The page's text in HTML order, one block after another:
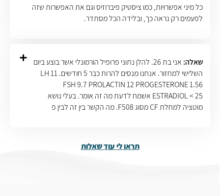
כל מיני אפשרויות, כמו ציסטיק פיברוזיס וגם את האפשרות שזה
לפעמים רק נראה כך, ובלידה הכל מסתדר.
שאלה:
אני בת 26. להלן נתוני פרופיל הורמונלי אשר בוצע ביום
השלישי למחזור. אנחנו מנסים להרות כבר 5 חודשים. LH 11
FSH 9.7 PROLACTIN 12 PROGESTERONE 1.56
ESTRADIOL < 25 אשמח לדעת מה זה אומר. בעלי נושא
מוטציה למחלת CF מסוג F508. מה הקשר בין זה לבין פ
תראו לי עוד שאלות